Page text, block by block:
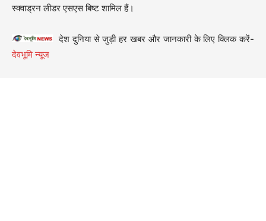
स्क्वाड्रन लीडर एसएस बिष्ट शामिल हैं।
देश दुनिया से जुड़ी हर खबर और जानकारी के लिए क्लिक करें-
देवभूमि न्यूज